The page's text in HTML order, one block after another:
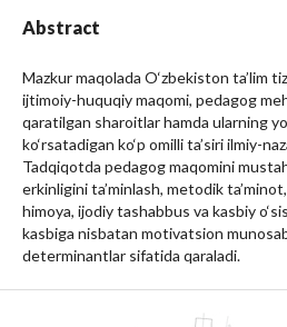
Abstract
Mazkur maqolada O‘zbekiston ta’lim
ijtimoiy-huquqiy maqomi, pedagog
qaratilgan sharoitlar hamda ularning
ko‘rsatadigan ko‘p omilli ta’siri ilmiy-
Tadqiqotda pedagog maqomini
erkinligini ta’minlash, metodik
himoya, ijodiy tashabbus va kasbiy
kasbiga nisbatan motivatsion
determinantlar sifatida qaraladi.